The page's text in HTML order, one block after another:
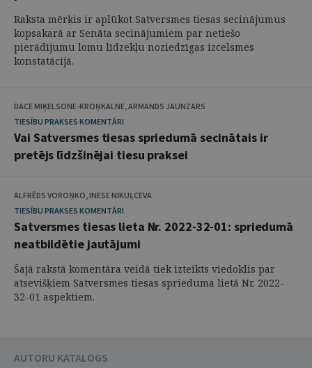
Raksta mērķis ir aplūkot Satversmes tiesas secinājumus
kopsakarā ar Senāta secinājumiem par netiešo
pierādījumu lomu līdzekļu noziedzīgas izcelsmes
konstatācijā.
DACE MIĶELSONE-KROŅKALNE, ARMANDS JAUNZARS
TIESĪBU PRAKSES KOMENTĀRI
Vai Satversmes tiesas spriedumā secinātais ir
pretējs līdzšinējai tiesu praksei
ALFRĒDS VOROŅKO, INESE NIKUĻCEVA
TIESĪBU PRAKSES KOMENTĀRI
Satversmes tiesas lieta Nr. 2022-32-01: spriedumā
neatbildētie jautājumi
Šajā rakstā komentāra veidā tiek izteikts viedoklis par
atsevišķiem Satversmes tiesas sprieduma lietā Nr. 2022-
32-01 aspektiem.
AUTORU KATALOGS